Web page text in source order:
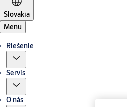
Slovakia
Menu
Riešenie
Servis
O nás